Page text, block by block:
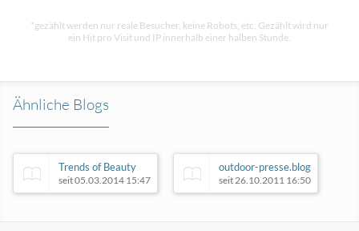
*gezählt werden nur reale Besucher, keine Robots, etc. Gezählt wird nur
ein Hit pro Visit und IP innerhalb einer halben Stunde.
Ähnliche Blogs
Trends of Beauty
seit 05.03.2014 15:47
outdoor-presse.blog
seit 26.10.2011 16:50